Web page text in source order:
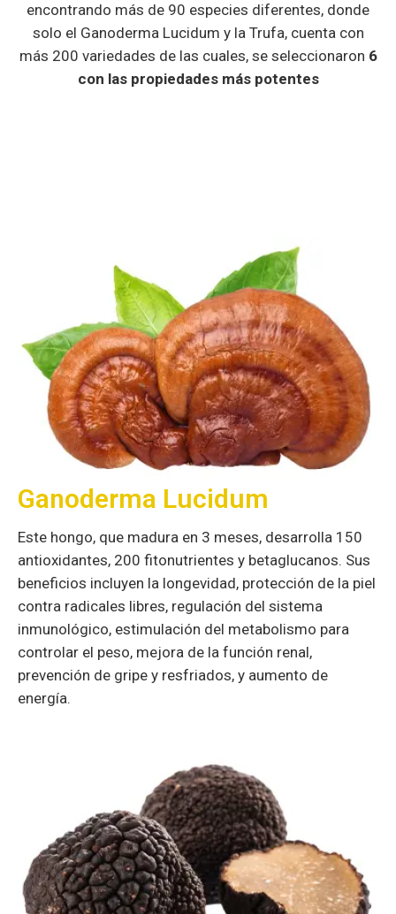
con las propiedades más potentes
Ganoderma Lucidum
Este hongo, que madura en 3 meses, desarrolla 150
antioxidantes, 200 fitonutrientes y betaglucanos. Sus
beneficios incluyen la longevidad, protección de la piel
contra radicales libres, regulación del sistema
inmunológico, estimulación del metabolismo para
controlar el peso, mejora de la función renal,
prevención de gripe y resfriados, y aumento de
energía.